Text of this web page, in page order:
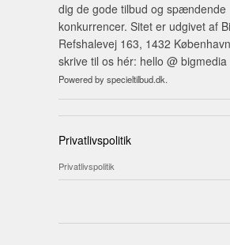
dig de gode tilbud og spændende
konkurrencer. Sitet er udgivet af
Refshalevej 163, 1432
skrive til os hér: hello @ bigmedia
Powered by specieltilbud.dk.
Privatlivspolitik
Privatlivspolitik